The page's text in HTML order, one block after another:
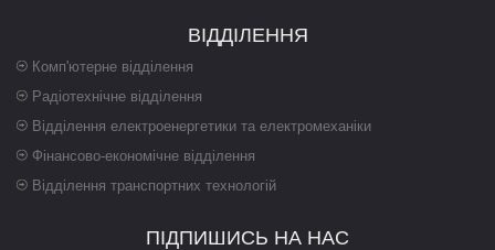
ВІДДІЛЕННЯ
Комп'ютерне відділення
Радіотехнічне відділення
Відділення електроенергетики та електромеханіки
Фінансово-економічне відділення
Відділення транспортних технологій
ПІДПИШИСЬ НА НАС